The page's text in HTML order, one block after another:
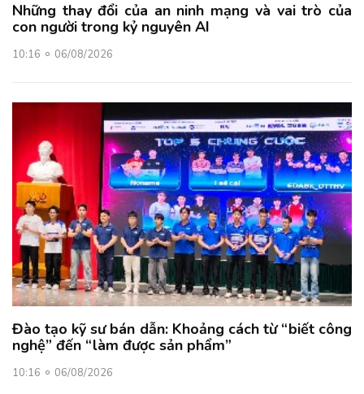
Những thay đổi của an ninh mạng và vai trò của
con người trong kỷ nguyên AI
10:16 06/08/2026
Đào tạo kỹ sư bán dẫn: Khoảng cách từ “biết công
nghệ” đến “làm được sản phẩm”
10:16 06/08/2026